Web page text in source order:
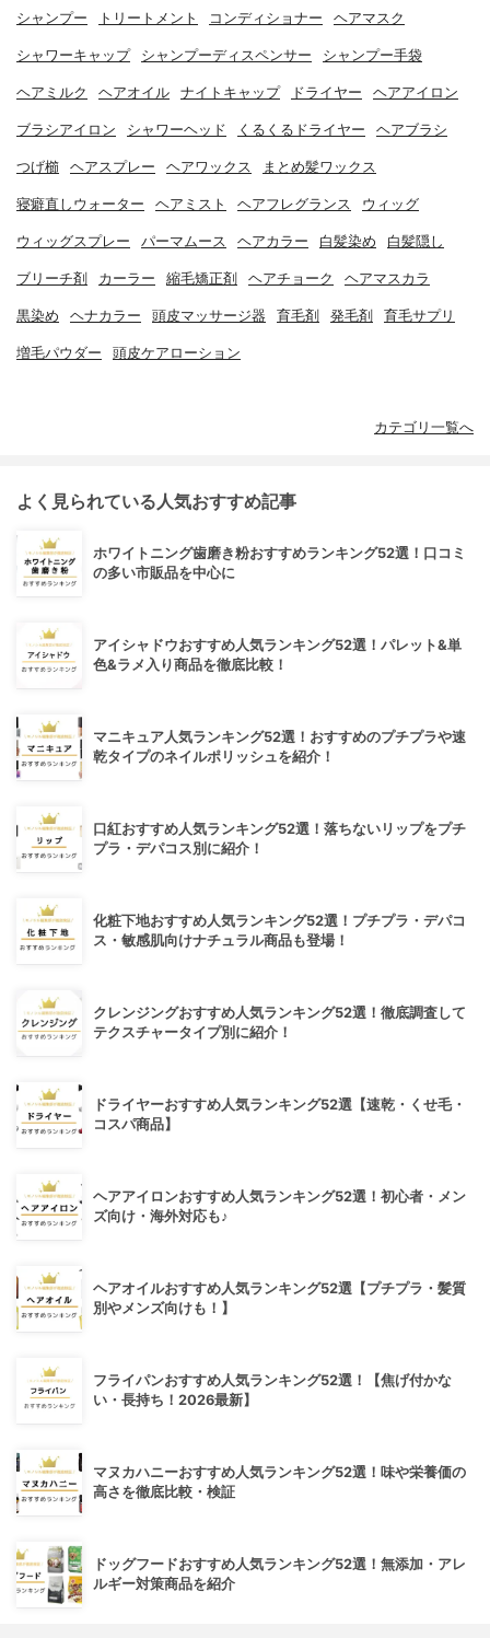
シャンプー トリートメント コンディショナー ヘアマスク
シャワーキャップ シャンプーディスペンサー シャンプー手袋
ヘアミルク ヘアオイル ナイトキャップ ドライヤー ヘアアイロン
ブラシアイロン シャワーヘッド くるくるドライヤー ヘアブラシ
つげ櫛 ヘアスプレー ヘアワックス まとめ髪ワックス
寝癖直しウォーター ヘアミスト ヘアフレグランス ウィッグ
ウィッグスプレー パーマムース ヘアカラー 白髪染め 白髪隠し
ブリーチ剤 カーラー 縮毛矯正剤 ヘアチョーク ヘアマスカラ
黒染め ヘナカラー 頭皮マッサージ器 育毛剤 発毛剤 育毛サプリ
増毛パウダー 頭皮ケアローション
カテゴリ一覧へ
よく見られている人気おすすめ記事
ホワイトニング歯磨き粉おすすめランキング52選！口コミ
の多い市販品を中心に
アイシャドウおすすめ人気ランキング52選！パレット&単
色&ラメ入り商品を徹底比較！
マニキュア人気ランキング52選！おすすめのプチプラや速
乾タイプのネイルポリッシュを紹介！
口紅おすすめ人気ランキング52選！落ちないリップをプチ
プラ・デパコス別に紹介！
化粧下地おすすめ人気ランキング52選！プチプラ・デパコ
ス・敏感肌向けナチュラル商品も登場！
クレンジングおすすめ人気ランキング52選！徹底調査して
テクスチャータイプ別に紹介！
ドライヤーおすすめ人気ランキング52選【速乾・くせ毛・
コスパ商品】
ヘアアイロンおすすめ人気ランキング52選！初心者・メン
ズ向け・海外対応も♪
ヘアオイルおすすめ人気ランキング52選【プチプラ・髪質
別やメンズ向けも！】
フライパンおすすめ人気ランキング52選！【焦げ付かな
い・長持ち！2026最新】
マヌカハニーおすすめ人気ランキング52選！味や栄養価の
高さを徹底比較・検証
ドッグフードおすすめ人気ランキング52選！無添加・アレ
ルギー対策商品を紹介